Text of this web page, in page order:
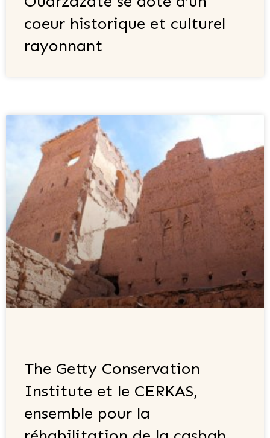
coeur historique et culturel
rayonnant
The Getty Conservation
Institute et le CERKAS,
ensemble pour la